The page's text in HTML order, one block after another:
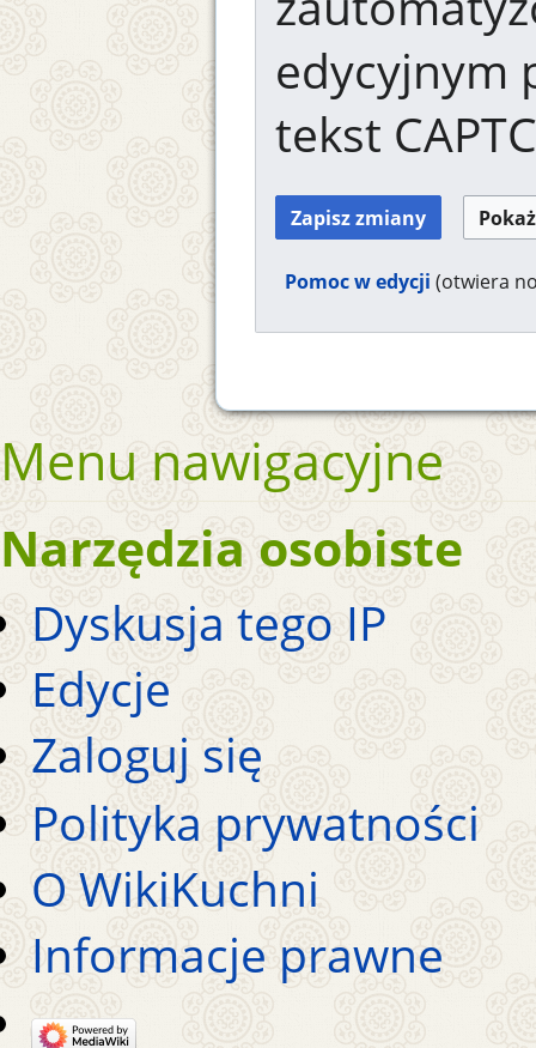
edycyjnym
tekst
Pomoc w edycji (otwiera
Menu nawigacyjne
Narzędzia osobiste
Dyskusja tego IP
Edycje
Zaloguj się
Polityka prywatności
O WikiKuchni
Informacje prawne